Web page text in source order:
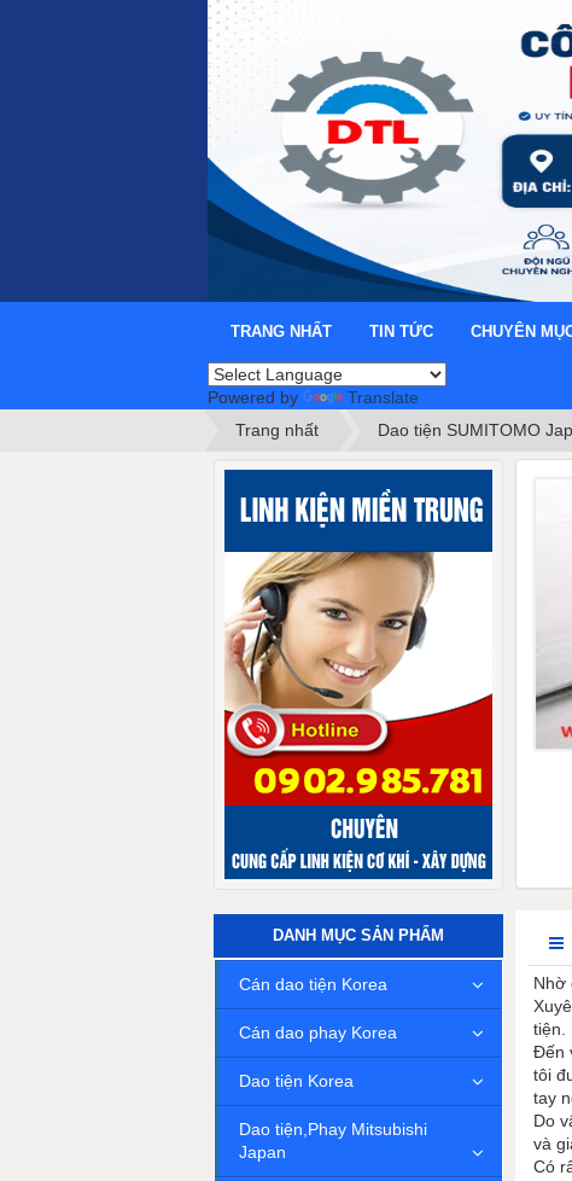
TRANG NHẤT TIN TỨC CHUYÊN
Powered by
Translate
Trang nhất
Dao tiện SUMITOMO
Nhờ
tiện.
Đến
tôi
tay
Do
và
Có
DANH MỤC SẢN PHẨM
Cán dao tiện Korea
Cán dao phay Korea
Dao tiện Korea
Dao tiện,Phay Mitsubishi
Japan